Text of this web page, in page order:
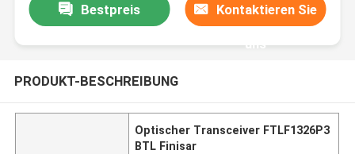
Bestpreis Kontaktieren Sie
uns
PRODUKT-BESCHREIBUNG
Optischer Transceiver FTLF1326P3
BTL Finisar